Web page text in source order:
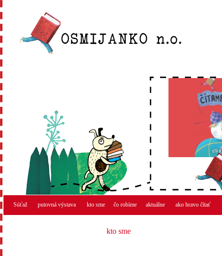
Súťaž putovná výstava kto sme čo robíme aktuálne ako hravo čítať
kto sme